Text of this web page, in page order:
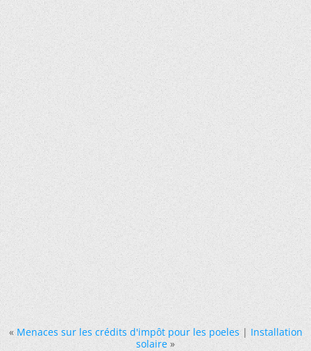
« Menaces sur les crédits d'impôt pour les poeles|Installation
solaire »